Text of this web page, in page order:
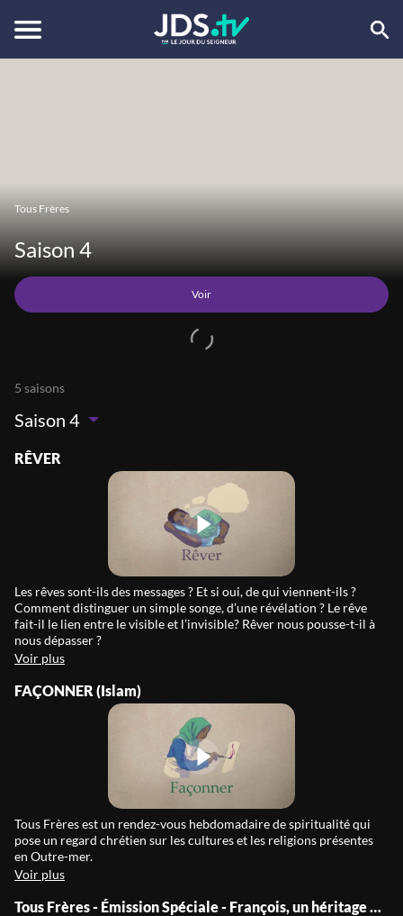
Tous Frères
Saison 4
Voir
5 saisons
Saison 4
RÊVER
Les rêves sont-ils des messages ? Et si oui, de qui viennent-ils ?
Comment distinguer un simple songe, d’une révélation ? Le rêve
fait-il le lien entre le visible et l’invisible? Rêver nous pousse-t-il à
nous dépasser ?
Voir plus
FAÇONNER (Islam)
Tous Frères est un rendez-vous hebdomadaire de spiritualité qui
pose un regard chrétien sur les cultures et les religions présentes
en Outre-mer.
Voir plus
Tous Frères - Émission Spéciale - François, un héritage pour les Outre-Mer